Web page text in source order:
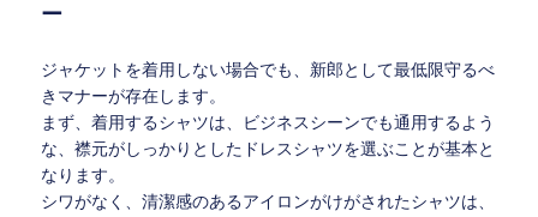
ー
ジャケットを着用しない場合でも、新郎として最低限守るべ
きマナーが存在します。
まず、着用するシャツは、ビジネスシーンでも通用するよう
な、襟元がしっかりとしたドレスシャツを選ぶことが基本と
なります。
シワがなく、清潔感のあるアイロンがけがされたシャツは、